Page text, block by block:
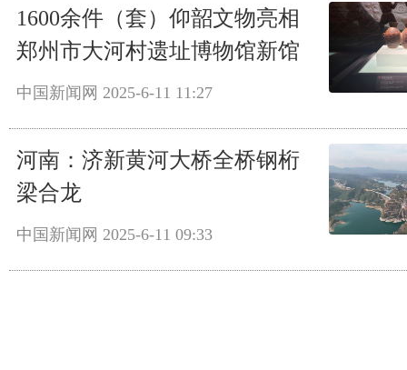
1600余件（套）仰韶文物亮相
郑州市大河村遗址博物馆新馆
中国新闻网 2025-6-11 11:27
河南：济新黄河大桥全桥钢桁
梁合龙
中国新闻网 2025-6-11 09:33